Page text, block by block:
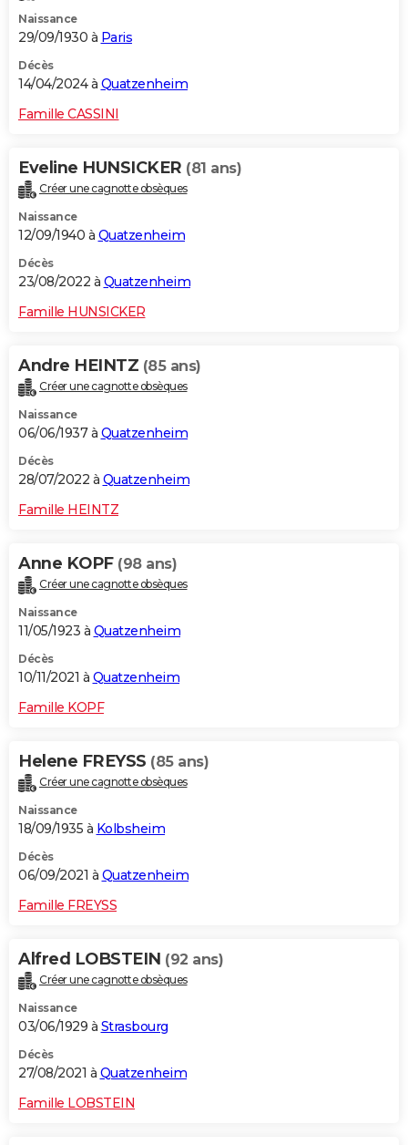
Naissance
29/09/1930 à Paris
Décès
14/04/2024 à Quatzenheim
Famille CASSINI
Eveline HUNSICKER (81 ans)
Créer une cagnotte obsèques
Naissance
12/09/1940 à Quatzenheim
Décès
23/08/2022 à Quatzenheim
Famille HUNSICKER
Andre HEINTZ (85 ans)
Créer une cagnotte obsèques
Naissance
06/06/1937 à Quatzenheim
Décès
28/07/2022 à Quatzenheim
Famille HEINTZ
Anne KOPF (98 ans)
Créer une cagnotte obsèques
Naissance
11/05/1923 à Quatzenheim
Décès
10/11/2021 à Quatzenheim
Famille KOPF
Helene FREYSS (85 ans)
Créer une cagnotte obsèques
Naissance
18/09/1935 à Kolbsheim
Décès
06/09/2021 à Quatzenheim
Famille FREYSS
Alfred LOBSTEIN (92 ans)
Créer une cagnotte obsèques
Naissance
03/06/1929 à Strasbourg
Décès
27/08/2021 à Quatzenheim
Famille LOBSTEIN